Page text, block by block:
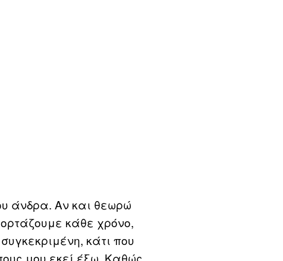
άνδρα. Αν και θεωρώ
κάθε χρόνο,
κάτι που